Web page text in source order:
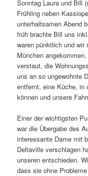
Sonntag Laura und Bill
Frühling neben
unterhaltsamen Abend
früh brachte Bill uns
waren pünktlich und
München
verstaut, die
uns an so ungewohnte
entfernt, eine Küche, in
können und unsere
Einer der wichtigsten
war die Übergabe des
interessante Dame mit
Deltaville verschlagen
unseren entschieden.
dass sie ohne